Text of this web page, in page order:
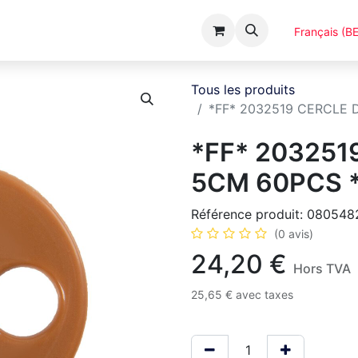
A Propos Français
Tous les produits
*FF* 2032519 CERCLE
*FF*
5CM
Référence produit:
(0 avis)
24,20 € Hors TVA
25,65 € avec taxes